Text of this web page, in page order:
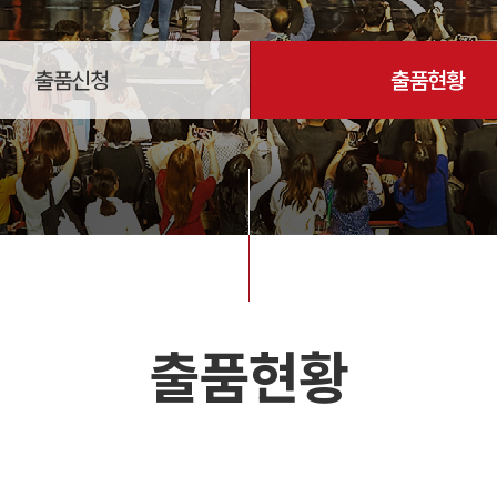
출품신청 출품현황
출품현황